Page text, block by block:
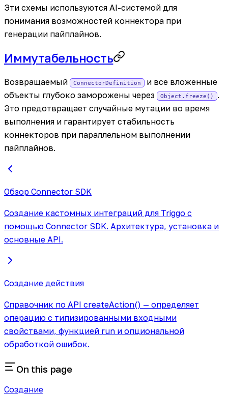
Эти схемы используются AI-системой для
понимания возможностей коннектора при
генерации пайплайнов.
Иммутабельность
Возвращаемый ConnectorDefinition
и все вложенные
объекты глубоко заморожены через
Object.freeze()
.
Это предотвращает случайные мутации во время
выполнения и гарантирует стабильность
коннекторов при параллельном выполнении
пайплайнов.
Обзор Connector SDK
Создание кастомных интеграций для Triggo с
помощью Connector SDK. Архитектура, установка и
основные API.
Создание действия
Справочник по API createAction() — определяет
операцию с типизированными входными
свойствами, функцией run и опциональной
обработкой ошибок.
On this page
Создание